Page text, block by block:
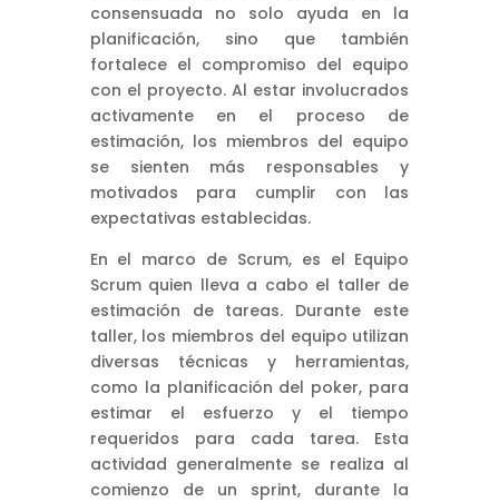
consensuada no solo ayuda en la
planificación, sino que también
fortalece el compromiso del equipo
con el proyecto. Al estar involucrados
activamente en el proceso de
estimación, los miembros del equipo
se sienten más responsables y
motivados para cumplir con las
expectativas establecidas.
En el marco de Scrum, es el Equipo
Scrum quien lleva a cabo el taller de
estimación de tareas. Durante este
taller, los miembros del equipo utilizan
diversas técnicas y herramientas,
como la planificación del poker, para
estimar el esfuerzo y el tiempo
requeridos para cada tarea. Esta
actividad generalmente se realiza al
comienzo de un sprint, durante la